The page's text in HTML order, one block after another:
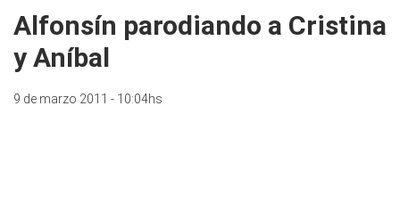
Alfonsín parodiando a Cristina
y Aníbal
9 de marzo 2011 - 10:04hs